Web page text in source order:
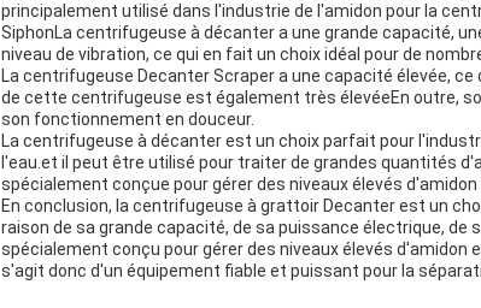
principalement utilisé dans l'industrie de l'amidon pour la
SiphonLa centrifugeuse à décanter a une grande capacité,
niveau de vibration, ce qui en fait un choix idéal pour de
La centrifugeuse Decanter Scraper a une capacité élevée,
de cette centrifugeuse est également très élevéeEn outre,
son fonctionnement en douceur.
La centrifugeuse à décanter est un choix parfait pour
l'eau.et il peut être utilisé pour traiter de grandes quantités
spécialement conçue pour gérer des niveaux élevés
En conclusion, la centrifugeuse à grattoir Decanter est un
raison de sa grande capacité, de sa puissance électrique,
spécialement conçu pour gérer des niveaux élevés d'amidon
s'agit donc d'un équipement fiable et puissant pour la